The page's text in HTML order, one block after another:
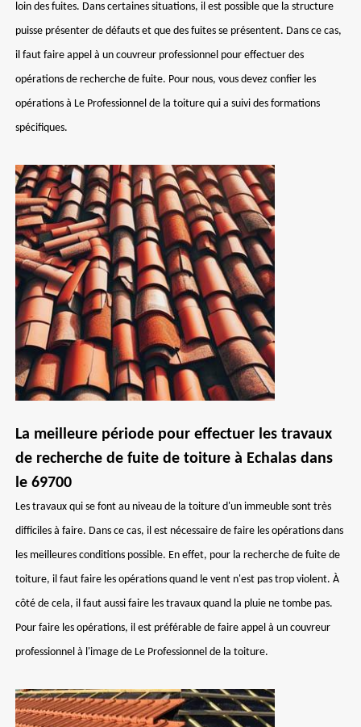
loin des fuites. Dans certaines situations, il est possible que la structure
puisse présenter de défauts et que des fuites se présentent. Dans ce cas,
il faut faire appel à un couvreur professionnel pour effectuer des
opérations de recherche de fuite. Pour nous, vous devez confier les
opérations à Le Professionnel de la toiture qui a suivi des formations
spécifiques.
La meilleure période pour effectuer les travaux
de recherche de fuite de toiture à Echalas dans
le 69700
Les travaux qui se font au niveau de la toiture d'un immeuble sont très
difficiles à faire. Dans ce cas, il est nécessaire de faire les opérations dans
les meilleures conditions possible. En effet, pour la recherche de fuite de
toiture, il faut faire les opérations quand le vent n'est pas trop violent. À
côté de cela, il faut aussi faire les travaux quand la pluie ne tombe pas.
Pour faire les opérations, il est préférable de faire appel à un couvreur
professionnel à l'image de Le Professionnel de la toiture.